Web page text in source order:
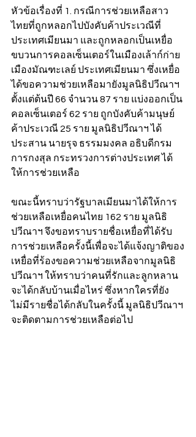
หัวข้อเรื่องที่ 1. กรณีการช่วยเหลือสาว
ไทยที่ถูกหลอกไปบังคับค้าประเวณีที่
ประเทศเมียนมา และถูกหลอกเป็นเหยื่อ
ขบวนการคอลเซ็นเตอร์ในเมืองเล้าก์ก่าย
เมืองมัณฑะเลย์ ประเทศเมียนมา ซึ่งเหยื่อ
ได้ขอความช่วยเหลือมายังมูลนิธิปวีณาฯ
ตั้งแต่ต้นปี 66 จำนวน 87 ราย แบ่งออกเป็น
คอลเซ็นเตอร์ 62 ราย ถูกบังคับค้ามนุษย์
ค้าประเวณี 25 ราย มูลนิธิปวีณาฯ ได้
ประสาน นายรุจ ธรรมมงคล อธิบดีกรม
การกงสุล กระทรวงการต่างประเทศ ได้
ให้การช่วยเหลือ
ขณะนี้ทราบว่ารัฐบาลเมียนมาได้ให้การ
ช่วยเหลือเหยื่อคนไทย 162 ราย มูลนิธิ
ปวีณาฯ จึงขอทราบรายชื่อเหยื่อที่ได้รับ
การช่วยเหลือครั้งนี้เพื่อจะได้แจ้งญาติของ
เหยื่อที่ร้องขอความช่วยเหลือจากมูลนิธิ
ปวีณาฯ ให้ทราบว่าคนที่รักและลูกหลาน
จะได้กลับบ้านเมื่อไหร่ ซึ่งหากใครที่ยัง
ไม่มีรายชื่อได้กลับในครั้งนี้ มูลนิธิปวีณาฯ
จะติดตามการช่วยเหลือต่อไป